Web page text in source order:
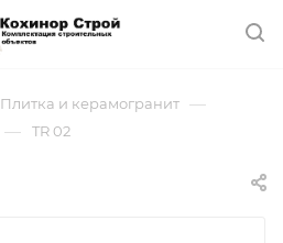
Плитка и керамогранит —
— TR 02